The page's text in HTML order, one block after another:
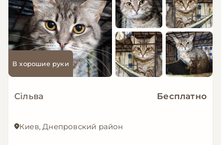
В хорошие руки
Сільва Бесплатно
Киев, Днепровский район